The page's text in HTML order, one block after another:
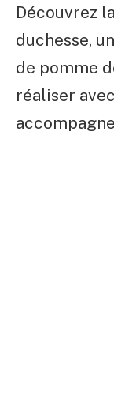
Découvrez
duchesse,
de pomme
réaliser